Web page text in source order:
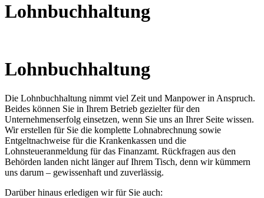
Lohnbuchhaltung
Lohnbuchhaltung
Die Lohnbuchhaltung nimmt viel Zeit und Manpower in Anspruch.
Beides können Sie in Ihrem Betrieb gezielter für den
Unternehmenserfolg einsetzen, wenn Sie uns an Ihrer Seite wissen.
Wir erstellen für Sie die komplette Lohnabrechnung sowie
Entgeltnachweise für die Krankenkassen und die
Lohnsteueranmeldung für das Finanzamt. Rückfragen aus den
Behörden landen nicht länger auf Ihrem Tisch, denn wir kümmern
uns darum – gewissenhaft und zuverlässig.
Darüber hinaus erledigen wir für Sie auch: